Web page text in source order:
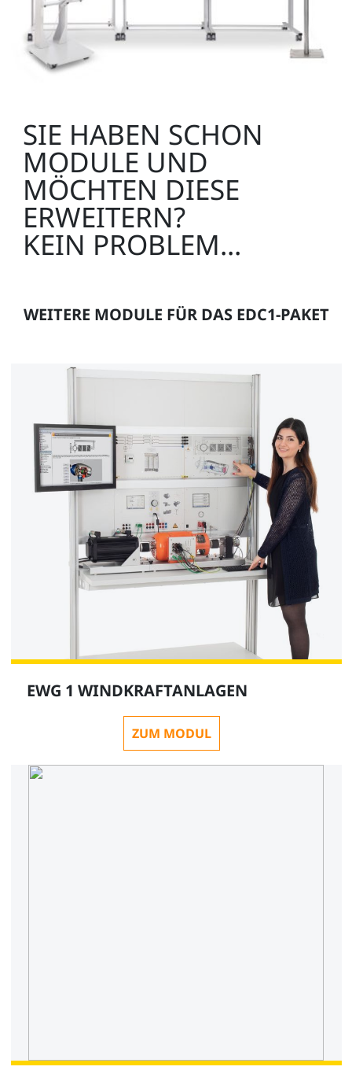
SIE HABEN SCHON
MODULE UND
MÖCHTEN DIESE
ERWEITERN?
KEIN PROBLEM...
WEITERE MODULE FÜR DAS EDC1-PAKET
EWG 1 WINDKRAFTANLAGEN
ZUM MODUL